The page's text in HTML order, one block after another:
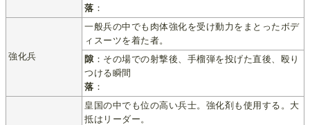
落 ：
強化兵
一般兵の中でも肉体強化を受け動力をまとったボデ
ィスーツを着た者。
隙 ：その場での射撃後、手榴弾を投げた直後、殴り
つける瞬間
落 ：
皇国の中でも位の高い兵士。強化剤も使用する。大
抵はリーダー。